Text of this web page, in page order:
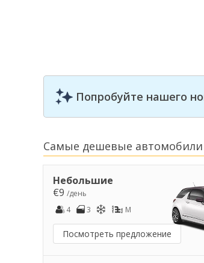
Попробуйте нашего
Самые дешевые автомобили
Небольшие
€9 /день
4
3 M
Посмотреть предложение